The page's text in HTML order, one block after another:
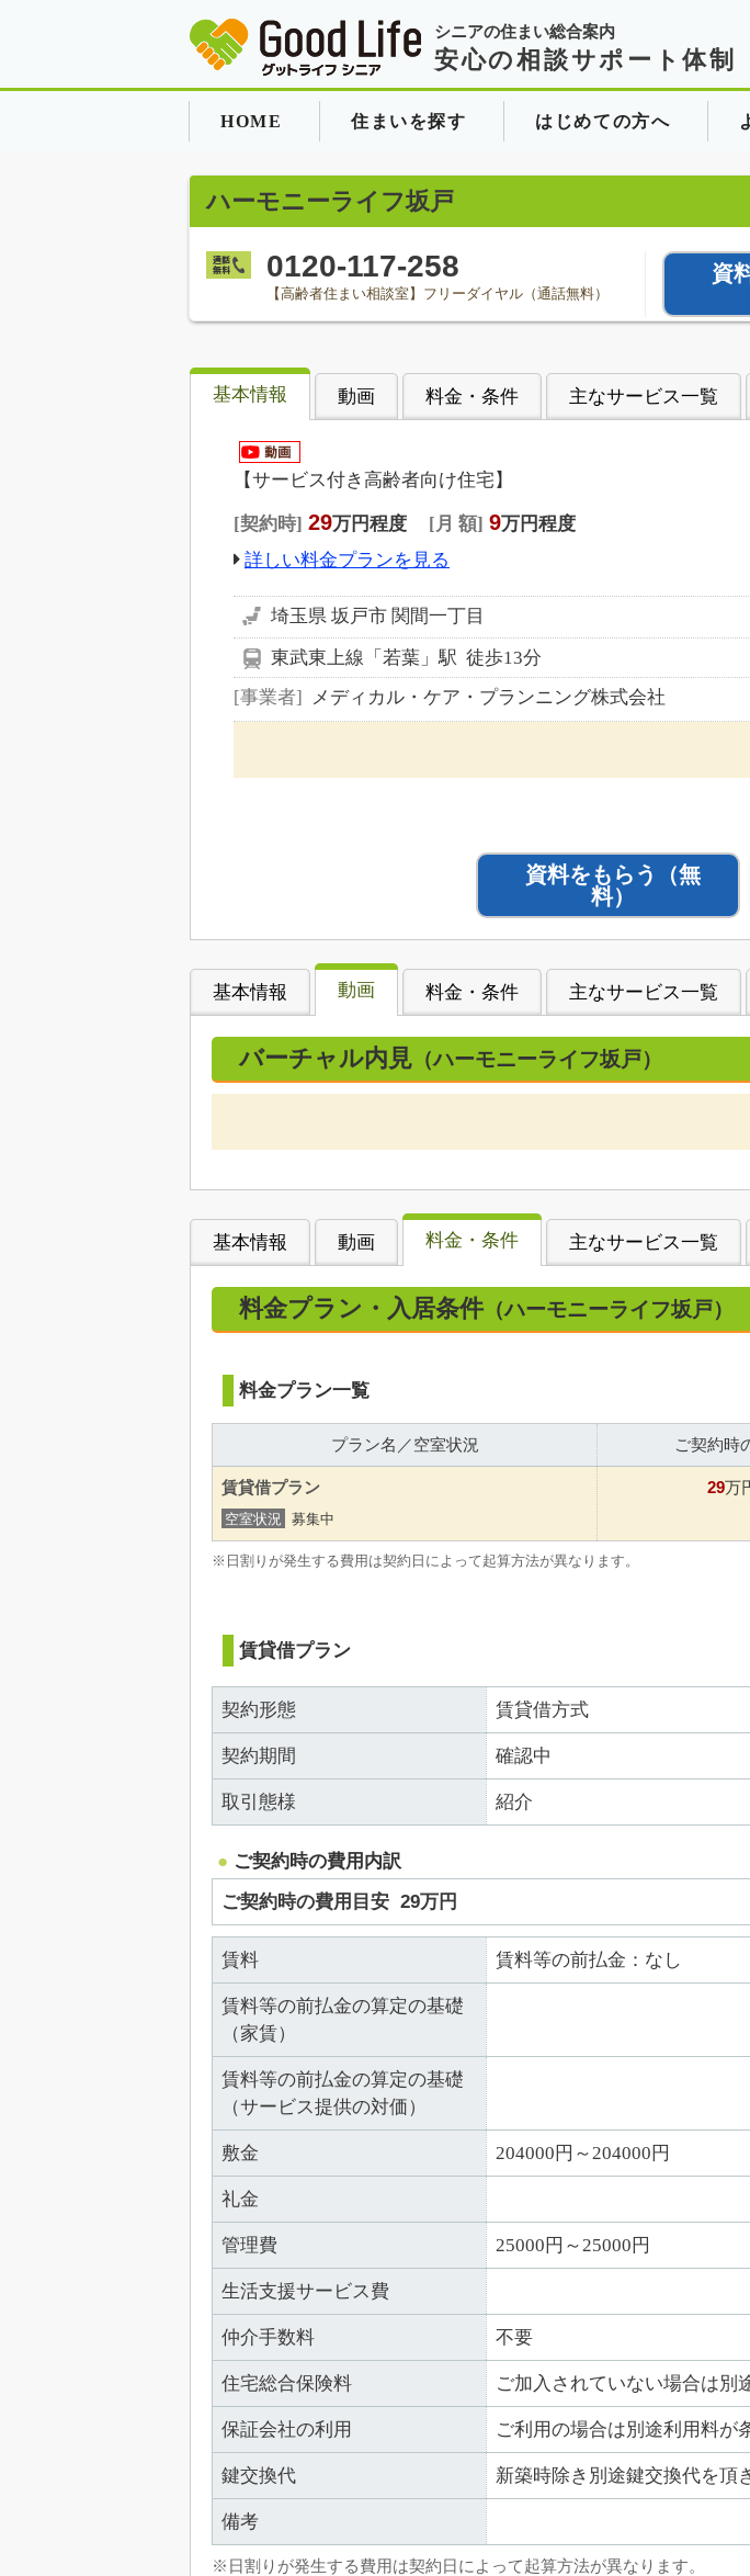
シニアの住まい総合案内
安心の相談サポート体制
HOME 住まいを探す はじめての方へ
ハーモニーライフ坂戸
0120-117-258
【高齢者住まい相談室】フリーダイヤル（通話無料）
資
基本情報 動画 料金・条件 主なサービス一覧
【サービス付き高齢者向け住宅】
契約時 29万円程度 月 額 9万円程度
詳しい料金プランを見る
埼玉県 坂戸市 関間一丁目
東武東上線「若葉」駅 徒歩13分
事業者
メディカル・ケア・プランニング株式会社
資料をもらう
（無
料）
基本情報 動画 料金・条件 主なサービス一覧
バーチャル内見 （ハーモニーライフ坂戸）
基本情報 動画 料金・条件 主なサービス一覧
料金プラン・入居条件 （ハーモニーライフ坂戸）
料金プラン一覧
プラン名／空室状況 ご契約時
賃貸借プラン
空室状況 募集中
29万
※日割りが発生する費用は契約日によって起算方法が異なります。
賃貸借プラン
契約形態 賃貸借方式
契約期間 確認中
取引態様 紹介
ご契約時の費用内訳
ご契約時の費用目安 29万円
賃料 賃料等の前払金：なし
賃料等の前払金の算定の基礎
（家賃）
賃料等の前払金の算定の基礎
（サービス提供の対価）
敷金 204000円～204000円
礼金
管理費 25000円～25000円
生活支援サービス費
仲介手数料 不要
住宅総合保険料 ご加入されていない場合は別
保証会社の利用 ご利用の場合は別途利用料が
鍵交換代 新築時除き別途鍵交換代を頂
備考
※日割りが発生する費用は契約日によって起算方法が異なります。